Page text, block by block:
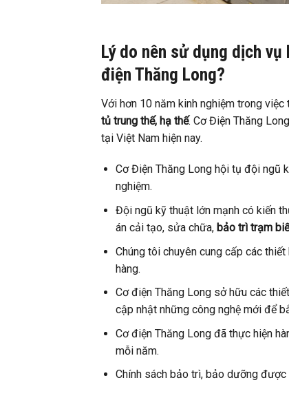
Lý do nên sử dụng dịch
điện Thăng Long?
Với hơn 10 năm kinh nghiệm trong
tủ trung thế, hạ thế. Cơ Điện Thăng
tại Việt Nam hiện nay.
Cơ Điện Thăng Long hội tụ đội ngũ
nghiệm.
Đội ngũ kỹ thuật lớn mạnh có kiến
án cải tạo, sửa chữa, bảo trì trạm
Chúng tôi chuyên cung cấp các
hàng.
Cơ điện Thăng Long sở hữu các
cập nhật những công nghệ mới để
Cơ điện Thăng Long đã thực hiện
mỗi năm.
Chính sách bảo trì, bảo dưỡng